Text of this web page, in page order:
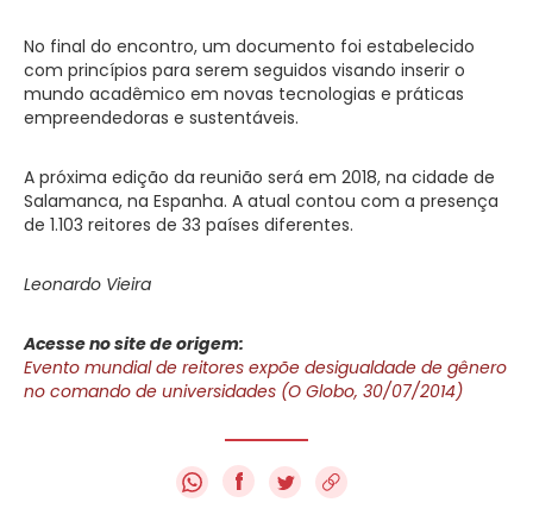
No final do encontro, um documento foi estabelecido
com princípios para serem seguidos visando inserir o
mundo acadêmico em novas tecnologias e práticas
empreendedoras e sustentáveis.
A próxima edição da reunião será em 2018, na cidade de
Salamanca, na Espanha. A atual contou com a presença
de 1.103 reitores de 33 países diferentes.
Leonardo Vieira
Acesse no site de origem:
Evento mundial de reitores expõe desigualdade de gênero
no comando de universidades (O Globo, 30/07/2014)
f